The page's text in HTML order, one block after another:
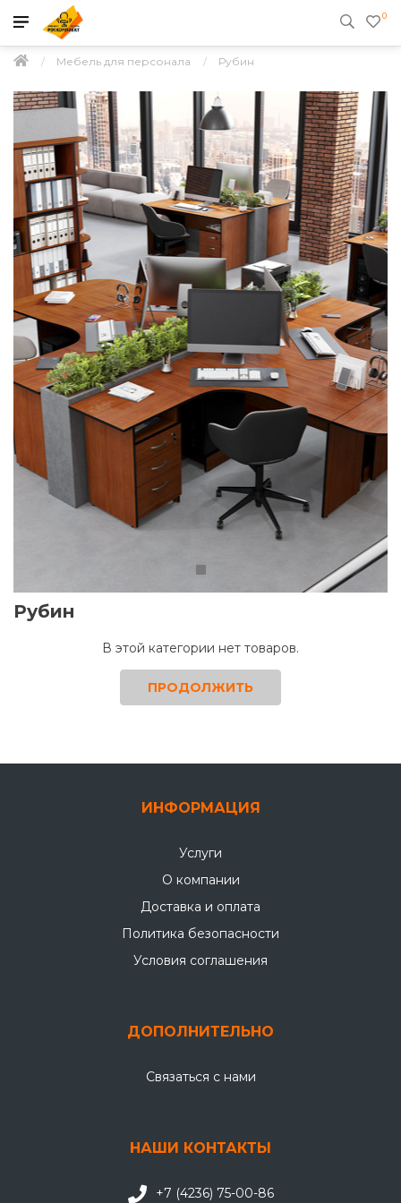
0
Мебель для персонала Рубин
Рубин
В этой категории нет товаров.
ПРОДОЛЖИТЬ
ИНФОРМАЦИЯ
Услуги
О компании
Доставка и оплата
Политика безопасности
Условия соглашения
ДОПОЛНИТЕЛЬНО
Связаться с нами
НАШИ КОНТАКТЫ
+7 (4236) 75-00-86